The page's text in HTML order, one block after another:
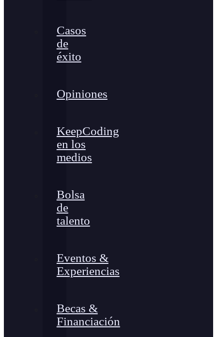
Casos
de
éxito
Opiniones
KeepCoding
en los
medios
Bolsa
de
talento
Eventos &
Experiencias
Becas &
Financiación